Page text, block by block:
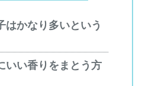
はかなり多いという
いい香りをまとう方